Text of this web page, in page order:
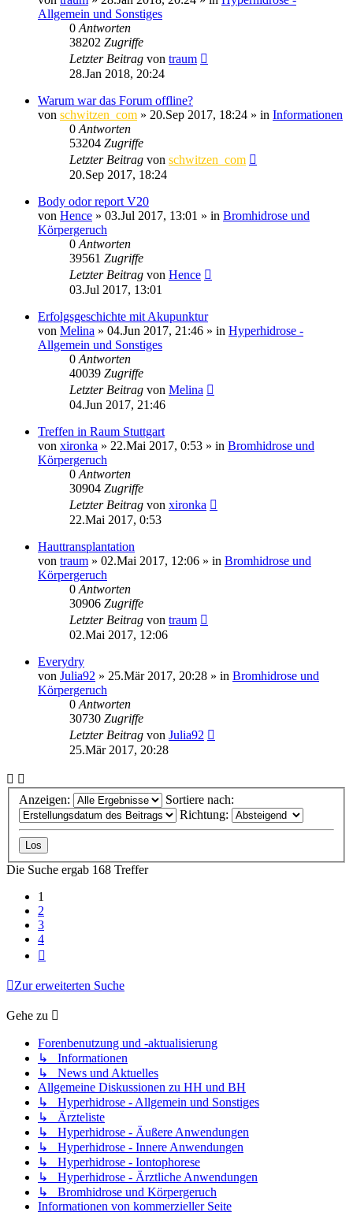
Allgemein und Sonstiges
0 Antworten
38202 Zugriffe
Letzter Beitrag von traum
28.Jan 2018, 20:24
Warum war das Forum offline?
von schwitzen_com » 20.Sep 2017, 18:24 » in Informationen
0 Antworten
53204 Zugriffe
Letzter Beitrag von schwitzen_com
20.Sep 2017, 18:24
Body odor report V20
von Hence » 03.Jul 2017, 13:01 » in Bromhidrose und
Körpergeruch
0 Antworten
39561 Zugriffe
Letzter Beitrag von Hence
03.Jul 2017, 13:01
Erfolgsgeschichte mit Akupunktur
von Melina » 04.Jun 2017, 21:46 » in Hyperhidrose -
Allgemein und Sonstiges
0 Antworten
40039 Zugriffe
Letzter Beitrag von Melina
04.Jun 2017, 21:46
Treffen in Raum Stuttgart
von xironka » 22.Mai 2017, 0:53 » in Bromhidrose und
Körpergeruch
0 Antworten
30904 Zugriffe
Letzter Beitrag von xironka
22.Mai 2017, 0:53
Hauttransplantation
von traum » 02.Mai 2017, 12:06 » in Bromhidrose und
Körpergeruch
0 Antworten
30906 Zugriffe
Letzter Beitrag von traum
02.Mai 2017, 12:06
Everydry
von Julia92 » 25.Mär 2017, 20:28 » in Bromhidrose und
Körpergeruch
0 Antworten
30730 Zugriffe
Letzter Beitrag von Julia92
25.Mär 2017, 20:28
Anzeigen:
Sortiere nach:
Richtung:
Die Suche ergab 168 Treffer
1
2
3
4
Zur erweiterten Suche
Gehe zu
Forenbenutzung und -aktualisierung
↳ Informationen
↳ News und Aktuelles
Allgemeine Diskussionen zu HH und BH
↳ Hyperhidrose - Allgemein und Sonstiges
↳ Ärzteliste
↳ Hyperhidrose - Äußere Anwendungen
↳ Hyperhidrose - Innere Anwendungen
↳ Hyperhidrose - Iontophorese
↳ Hyperhidrose - Ärztliche Anwendungen
↳ Bromhidrose und Körpergeruch
Informationen von kommerzieller Seite